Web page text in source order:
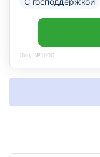
Лиц. №1000